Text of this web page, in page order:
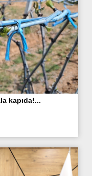
kapıda!...